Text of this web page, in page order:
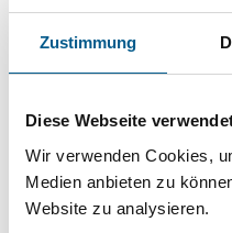
Zustimmung
Diese Webseite
Wir verwenden Cookies,
Medien anbieten zu
Website zu analysieren.
Sie suchen
Projekt oder ein
direkt über unsere
Stiftungsdatenbank
Suche bitte die Groß-
beachten.